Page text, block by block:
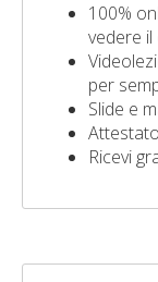
100%
vedere
per
Slide e
Ricevi